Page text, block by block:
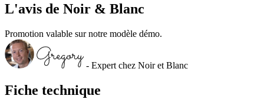
Fiche technique
L'avis de Noir & Blanc
Promotion valable sur notre modèle démo.
- Expert chez Noir et Blanc